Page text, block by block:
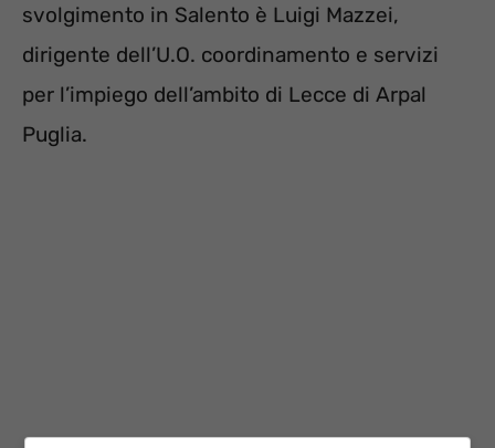
svolgimento in Salento è Luigi Mazzei,
dirigente dell’U.O. coordinamento e servizi
per l’impiego dell’ambito di Lecce di Arpal
Puglia.